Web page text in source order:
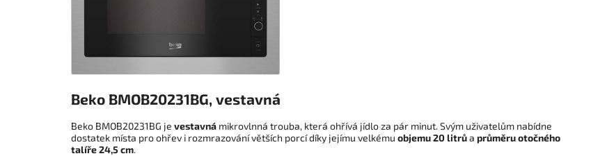
Beko BMOB20231BG, vestavná
Beko BMOB20231BG je vestavná mikrovlnná trouba, která ohřívá jídlo za pár minut. Svým uživatelům nabídne
dostatek místa pro ohřev i rozmrazování větších porcí díky jejímu velkému objemu 20 litrůa průměru otočného
talíře 24,5 cm.